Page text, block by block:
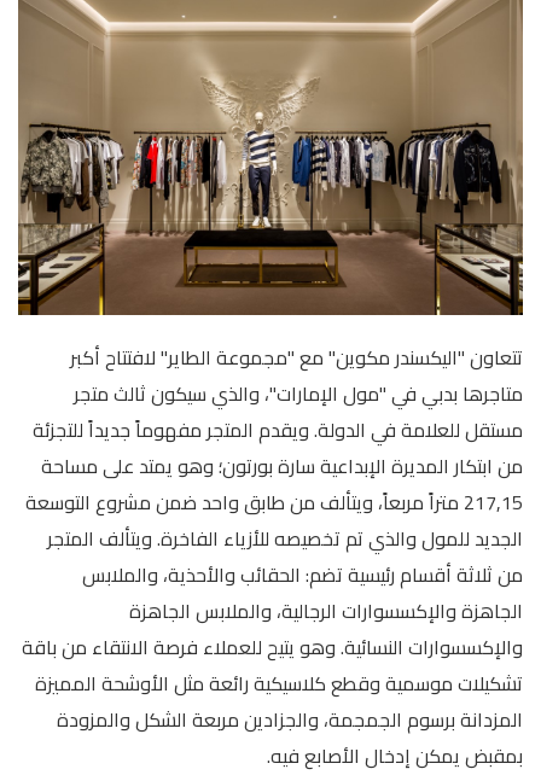
معنا
Help
سياسة
الإسترجاع
تحدث
بأمان
موقعنا
تتعاون "اليكسندر مكوين" مع "مجموعة الطاير" لافتتاح أكبر
متاجرها بدبي في "مول الإمارات"، والذي سيكون ثالث متجر
مستقل للعلامة في الدولة. ويقدم المتجر مفهوماً جديداً للتجزئة
من ابتكار المديرة الإبداعية سارة بورتون؛ وهو يمتد على مساحة
217,15 متراً مربعاً، ويتألف من طابق واحد ضمن مشروع التوسعة
الجديد للمول والذي تم تخصيصه للأزياء الفاخرة. ويتألف المتجر
من ثلاثة أقسام رئيسية تضم: الحقائب والأحذية، والملابس
الجاهزة والإكسسوارات الرجالية، والملابس الجاهزة
والإكسسوارات النسائية. وهو يتيح للعملاء فرصة الانتقاء من باقة
تشكيلات موسمية وقطع كلاسيكية رائعة مثل الأوشحة المميزة
المزدانة برسوم الجمجمة، والجزادين مربعة الشكل والمزودة
بمقبض يمكن إدخال الأصابع فيه.